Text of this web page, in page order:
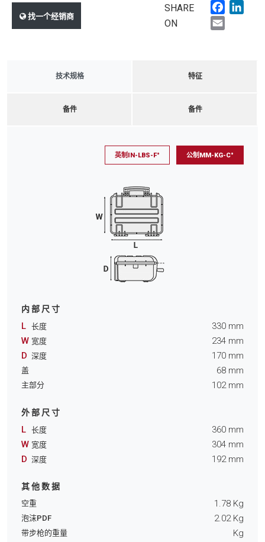
找一个经销商
SHARE
ON
技术规格 特征
备件 备件
英制IN-LBS-F° 公制MM-KG-C°
内部尺寸
L 长度 330 mm
W 宽度 234 mm
D 深度 170 mm
盖 68 mm
主部分 102mm
外部尺寸
L 长度 360 mm
W 宽度 304 mm
D 深度 192mm
其他数据
空重 1.78 Kg
泡沫PDF 2.02Kg
带步枪的重量 Kg